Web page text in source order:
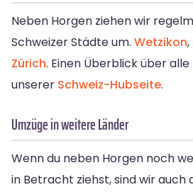
Neben Horgen ziehen wir
Schweizer Städte um. Wetzikon,
Zürich. Einen Überblick über
unserer Schweiz-Hubseite.
Umzüge in weitere Länder
Wenn du neben Horgen noch
in Betracht ziehst, sind wir auch